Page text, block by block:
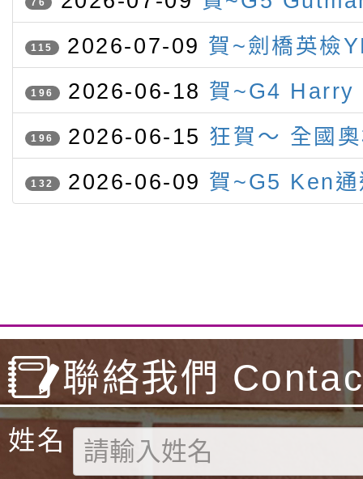
76
競賽 榮獲字音字形第二名
115 2026-07-09 賀~劍橋英檢
認證 表現優異（滿盾牌）名單
196 2026-06-18 賀~G4 Harry
Gutmann參加IMC榮獲一銀一
灣參賽
196 2026-06-15 狂賀～ 全國
競賽 本校學生勇奪三金三銀一
132 2026-06-09 賀~G5 Ken
聯絡我們
姓名